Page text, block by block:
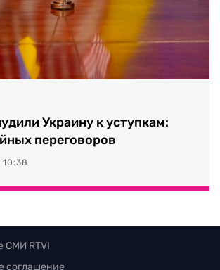
Украину к уступкам:
переговоров
СМИ RTVI
соглашение